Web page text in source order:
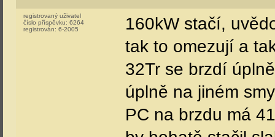
registrovaný uživatel
číslo příspěvku: 6264
registrován: 6-2005
160kW stačí,
tak to omezují a
32Tr se brzdí
úplně na jiném
PC na brzdu má